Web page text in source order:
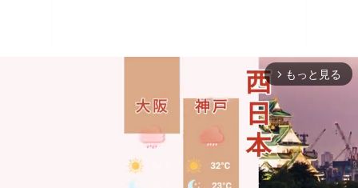
arrow_forward_ios もっと見る